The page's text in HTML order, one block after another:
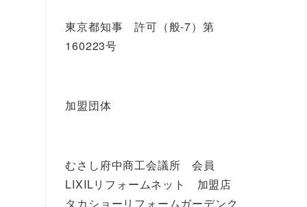
東京都知事 許可（般-7）第
160223号
加盟団体
むさし府中商工会議所 会員
LIXILリフォームネット 加盟店
タカショーリフォームガーデンク